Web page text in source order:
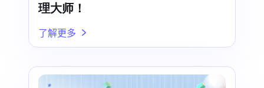
理大师！
了解更多